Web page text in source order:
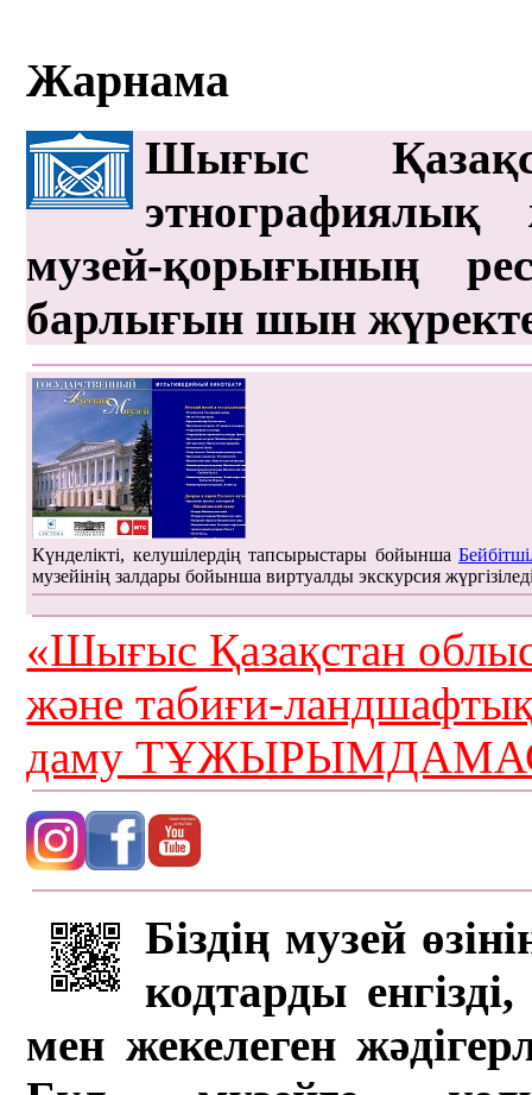
Жарнама
Шығыс
этнографиялық
музей-қорығының
барлығын шын
Күнделікті, келушілердің тапсырыстары бойынша
музейінің залдары бойынша виртуалды экскурсия
«Шығыс Қазақстан
және табиғи-
даму
Біздің музей
кодтарды
мен жекелеген